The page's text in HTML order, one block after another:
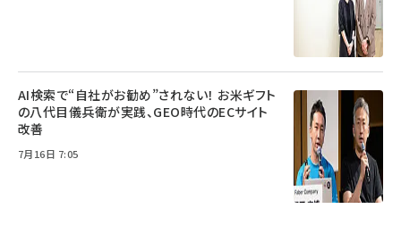
AI検索で“自社がお勧め”されない！ お米ギフト
の八代目儀兵衛が実践、GEO時代のECサイト
改善
7月16日 7:05